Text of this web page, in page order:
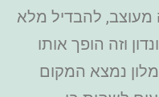
מעוצב, להבדיל מלא
וזה הופך אותו
נמצא המקום